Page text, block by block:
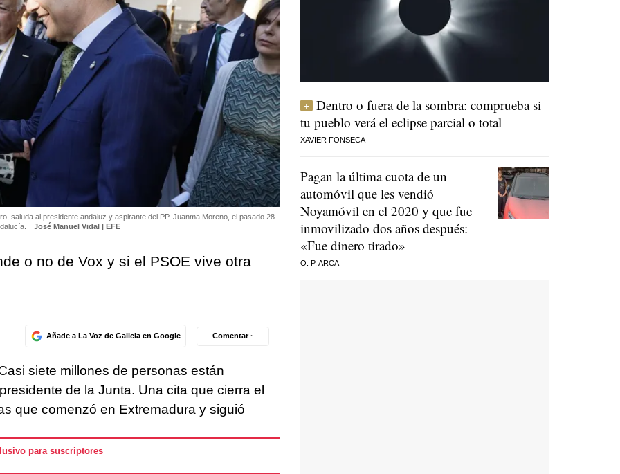
saluda al presidente andaluz y aspirante del PP, Juanma Moreno, el pasado 28
José Manuel Vidal | EFE
o no de Vox y si el PSOE vive otra
Añade a La Voz de Galicia en Google Comentar ·
siete millones de personas están
de la Junta. Una cita que cierra el
que comenzó en Extremadura y siguió
para suscriptores
Dentro o fuera de la sombra: comprueba si
tu pueblo verá el eclipse parcial o total
XAVIER FONSECA
Pagan la última cuota de un
automóvil que les vendió
Noyamóvil en el 2020 y que fue
inmovilizado dos años después:
«Fue dinero tirado»
O. P. ARCA